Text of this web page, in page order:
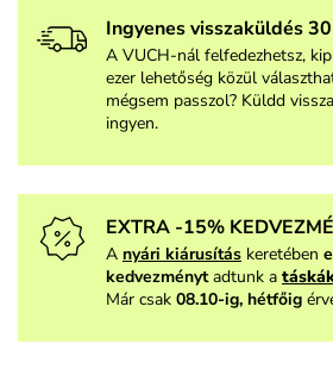
Ingyenes visszaküldés
A VUCH-nál felfedezhetsz,
ezer lehetőség közül
mégsem passzol? Küldd
ingyen.
EXTRA -15%
A nyári kiárusítás keretében
kedvezménytadtunk a
Már csak 08.10-ig, hétfőig